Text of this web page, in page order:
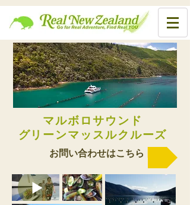
マルボロサウンド
​グリーンマッスルクルーズ
お問い合わせはこちら